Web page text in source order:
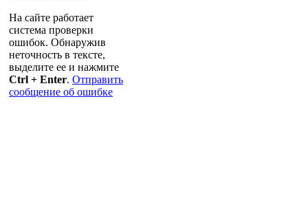
На сайте работает
система проверки
ошибок. Обнаружив
неточность в тексте,
выделите ее и нажмите
Ctrl + Enter. Отправить
сообщение об ошибке